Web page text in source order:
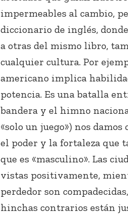
impermeables al cambio,
diccionario de inglés,
a otras del mismo libro,
cualquier cultura. Por
americano implica
potencia. Es una batalla
bandera y el himno
«solo un juego») nos
el poder y la fortaleza que
que es «masculino». Las
vistas positivamente,
perdedor son
hinchas contrarios están